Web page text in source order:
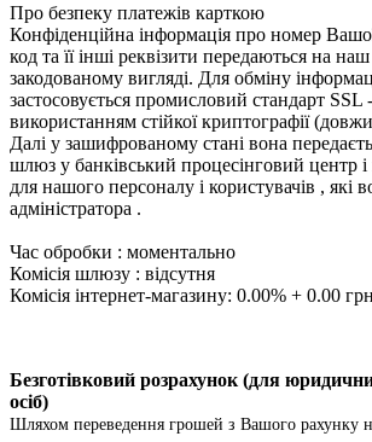
Про безпеку платежів карткою
Конфіденційна інформація про номер
код та її інші реквізити передаються на
закодованому вигляді. Для обміну
застосовується промисловий стандарт
використанням стійкої криптографії
Далі у зашифрованому стані вона
шлюз у банківський процесінговий центр і
для нашого персоналу і користувачів , які
адміністратора .
Час обробки : моментально
Комісія шлюзу : відсутня
Комісія інтернет-магазину: 0.00% + 0.00
Безготівковий розрахунок (для
осіб)
Шляхом переведення грошей з Вашого рахунку